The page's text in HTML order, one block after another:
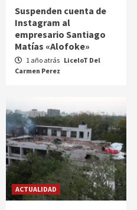
Suspenden cuenta de
Instagram al
empresario Santiago
Matías «Alofoke»
1 año atrás LiceloT Del
Carmen Perez
ACTUALIDAD